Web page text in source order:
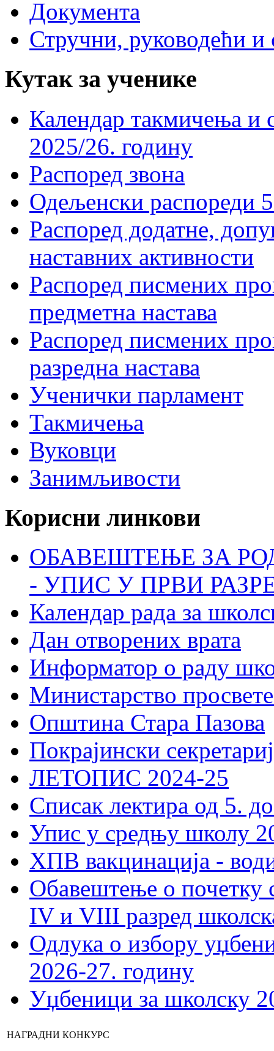
Документа
Стручни, руководећи и
Кутак за ученике
Календар такмичења
2025/26. годину
Распоред звона
Одељенски распореди
Распоред додатне,
наставних активности
Распоред писмених
предметна настава
Распоред писмених
разредна настава
Ученички парламент
Такмичења
Вуковци
Занимљивости
Корисни линкови
ОБАВЕШТЕЊЕ ЗА
- УПИС У ПРВИ
Календар рада за
Дан отворених врата
Информатор о раду
Министарство
Општина Стара Пазова
Покрајински
ЛЕТОПИС 2024-25
Списак лектира од 5.
Упис у средњу школу
ХПВ вакцинација -
Обавештење о почетку
IV и VIII разред
Одлука о избору
2026-27. годину
Уџбеници за школску
НАГРАДНИ КОНКУРС